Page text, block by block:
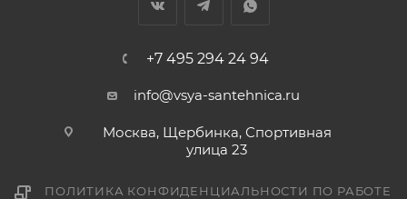
+7 495 294 24 94
info@vsya-santehnica.ru
Москва, Щербинка, Спортивная
улица 23
ПОЛИТИКА КОНФИДЕНЦИАЛЬНОСТИ ПО РАБОТЕ